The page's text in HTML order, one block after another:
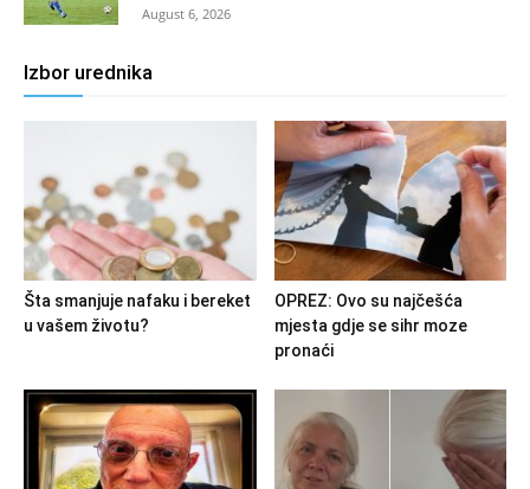
August 6, 2026
Izbor urednika
Šta smanjuje nafaku i bereket
u vašem životu?
OPREZ: Ovo su najčešća
mjesta gdje se sihr moze
pronaći